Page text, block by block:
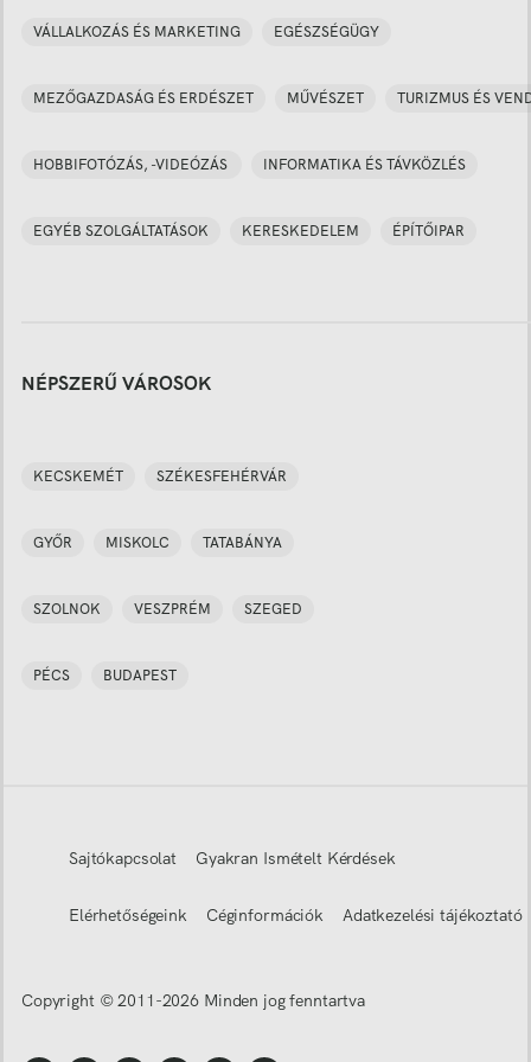
VÁLLALKOZÁS ÉS MARKETING EGÉSZSÉGÜGY
MEZŐGAZDASÁG ÉS ERDÉSZET MŰVÉSZET TURIZMUS ÉS
HOBBIFOTÓZÁS, -VIDEÓZÁS INFORMATIKA ÉS TÁVKÖZLÉS
EGYÉB SZOLGÁLTATÁSOK KERESKEDELEM ÉPÍTŐIPAR
NÉPSZERŰ VÁROSOK
KECSKEMÉT SZÉKESFEHÉRVÁR
GYŐR MISKOLC TATABÁNYA
SZOLNOK VESZPRÉM SZEGED
PÉCS BUDAPEST
Sajtókapcsolat Gyakran Ismételt Kérdések
Elérhetőségeink Céginformációk Adatkezelési tájékoztató
Copyright © 2011-2026 Minden jog fenntartva